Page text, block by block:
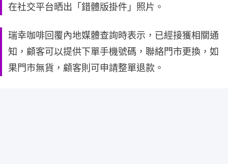
在社交平台晒出「錯體版掛件」照片。
瑞幸咖啡回覆內地媒體查詢時表示，已經接獲相關通
知，顧客可以提供下單手機號碼，聯絡門市更換，如
果門市無貨，顧客則可申請整單退款。